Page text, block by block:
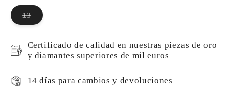
13Variante
agotada
disponible
Certificado de calidad en nuestras piezas de oro
y diamantes superiores de mil euros
14 días para cambios y devoluciones